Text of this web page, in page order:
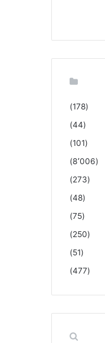
(178)
(44)
(101)
(8٬006)
(273)
(48)
(75)
(250)
(51)
(477)